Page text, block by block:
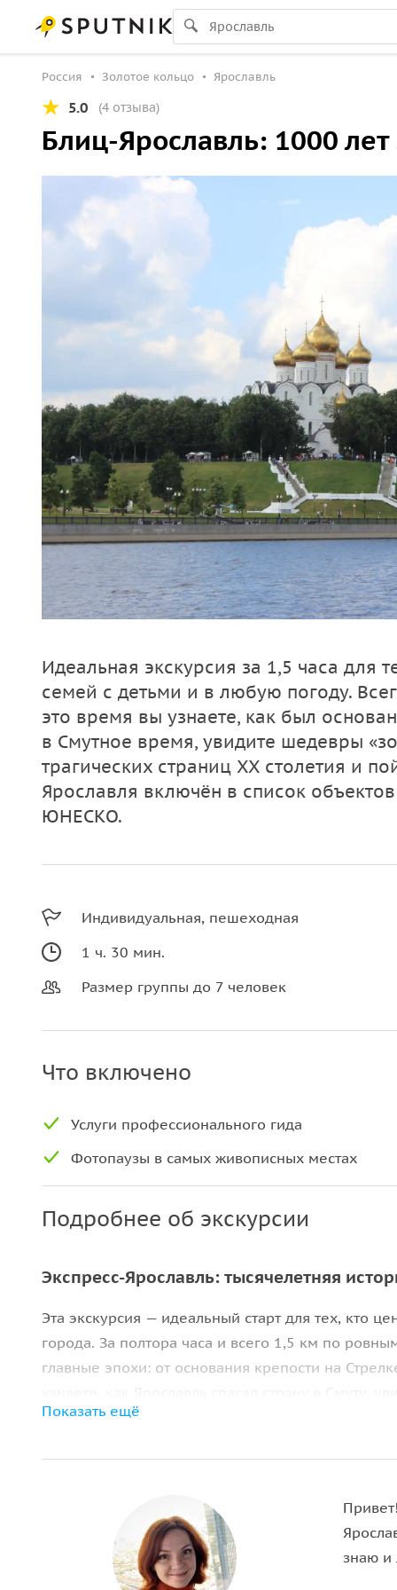
Россия Золотое кольцо Ярославль
5.0 (4 отзыва)
Блиц-Ярославль: 1000 лет
Идеальная экскурсия за 1,5 часа для
семей с детьми и в любую погоду.
это время вы узнаете, как был
в Смутное время, увидите шедевры
трагических страниц XX столетия и
Ярославля включён в список
ЮНЕСКО.
Индивидуальная, пешеходная
1 ч. 30 мин.
Размер группы до 7 человек
Что включено
Услуги профессионального гида
Фотопаузы в самых живописных местах
Подробнее об экскурсии
Экспресс-Ярославль: тысячелетняя
Эта экскурсия — идеальный старт для тех, кто
города. За полтора часа и всего 1,5 км по
главные эпохи: от основания крепости на
памяти о событиях XX столетия. Это
Мы начнём насмотровой площадке Стрелки,
Ярослав Мудрый заложил крепость. Вы увидите
сложную историю. Затем мы проследим путь
Показать ещё
знаю и